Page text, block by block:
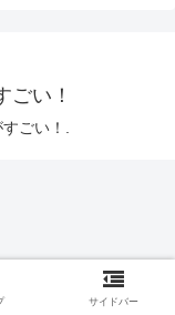
ごい！
ごい！.
サイドバー